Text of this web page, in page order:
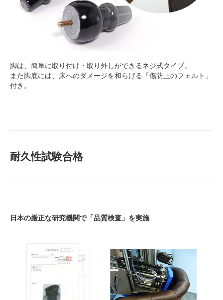
脚は、簡単に取り付け・取り外しができるネジ式タイプ。
また脚底には、床へのダメージを和らげる「傷防止のフェルト」
付き。
耐久性試験合格
日本の厳正な研究機関で「品質検査」を実施